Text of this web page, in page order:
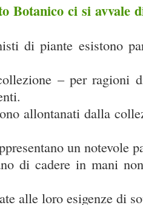
Botanico ci si avvale
di piante esistono
– per ragioni
allontanati dalla
un notevole
di cadere in mani
alle loro esigenze di